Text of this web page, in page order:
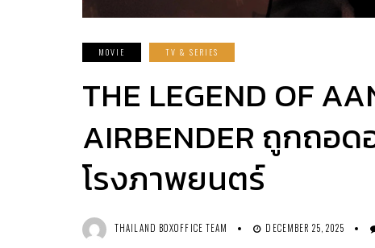
MOVIE TV & SERIES
THE LEGEND OF
AIRBENDER ถูกถอ
โรงภาพยนตร์
THAILAND BOXOFFICE TEAM DECEMBER 25, 2025